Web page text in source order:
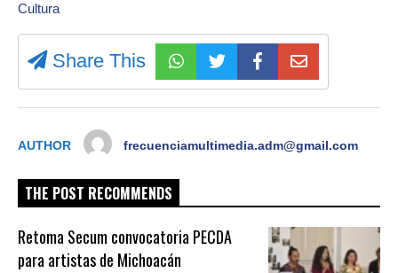
Cultura
Share This
AUTHOR frecuenciamultimedia.adm@gmail.com
THE POST RECOMMENDS
Retoma Secum convocatoria PECDA
para artistas de Michoacán